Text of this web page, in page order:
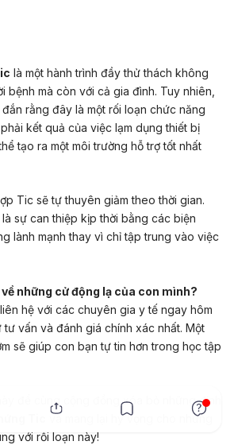
là một hành trình đầy thử thách không
bệnh mà còn với cả gia đình. Tuy nhiên,
rằng đây là một rối loạn chức năng
kết quả của việc lạm dụng thiết bị
tạo ra một môi trường hỗ trợ tốt nhất
Tic sẽ tự thuyên giảm theo thời gian.
sự can thiệp kịp thời bằng các biện
lành mạnh thay vì chỉ tập trung vào việc
những cử động lạ của con mình?
hệ với các chuyên gia y tế ngay hôm
vấn và đánh giá chính xác nhất. Một
sẽ giúp con bạn tự tin hơn trong học tập
để cùng cộng đồng xóa bỏ những định
Tic
và mang lại hy vọng cho những
với rối loạn này!